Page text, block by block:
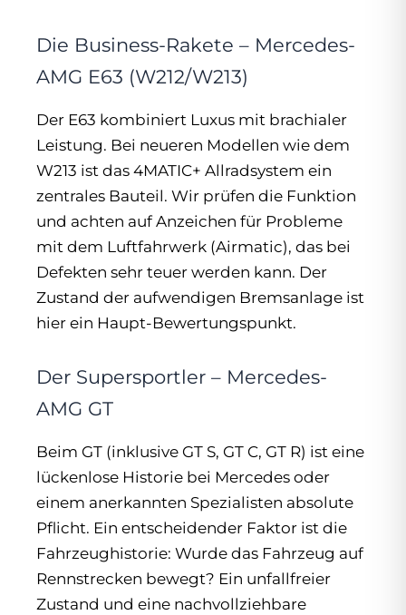
Die Business-Rakete – Mercedes-
AMG E63 (W212/W213)
Der E63 kombiniert Luxus mit brachialer
Leistung. Bei neueren Modellen wie dem
W213 ist das 4MATIC+ Allradsystem ein
zentrales Bauteil. Wir prüfen die Funktion
und achten auf Anzeichen für Probleme
mit dem Luftfahrwerk (Airmatic), das bei
Defekten sehr teuer werden kann. Der
Zustand der aufwendigen Bremsanlage ist
hier ein Haupt-Bewertungspunkt.
Der Supersportler – Mercedes-
AMG GT
Beim GT (inklusive GT S, GT C, GT R) ist eine
lückenlose Historie bei Mercedes oder
einem anerkannten Spezialisten absolute
Pflicht. Ein entscheidender Faktor ist die
Fahrzeughistorie: Wurde das Fahrzeug auf
Rennstrecken bewegt? Ein unfallfreier
Zustand und eine nachvollziehbare